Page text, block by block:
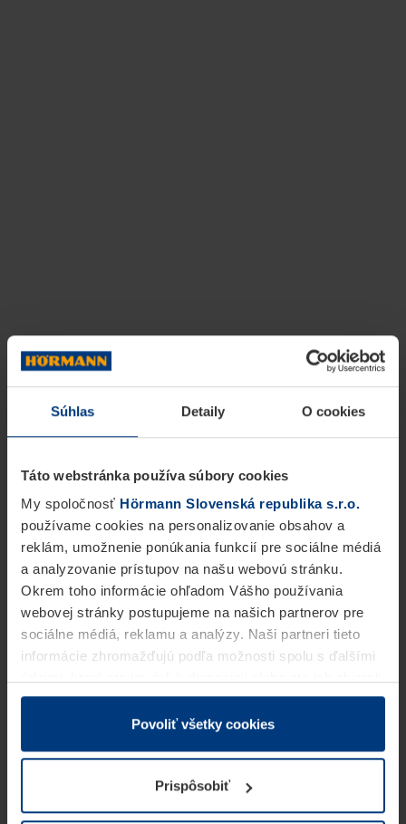
Súhlas Detaily O cookies
Táto webstránka používa súbory cookies
My spoločnosť Hörmann Slovenská republika s.r.o.
používame cookies na personalizovanie obsahov a
reklám, umožnenie ponúkania funkcií pre sociálne médiá
a analyzovanie prístupov na našu webovú stránku.
Okrem toho informácie ohľadom Vášho používania
webovej stránky postupujeme na našich partnerov pre
sociálne médiá, reklamu a analýzy. Naši partneri tieto
informácie zhromažďujú podľa možnosti spolu s ďalšími
v rámci Vášho využívania služieb.
Z právneho hľadiska môžeme cookies ukladať na Vašom
prevádzku tejto stránky. Pre všetky ostatné typy cookie
potrebujeme Vaše povolenie. Vaše povolenie môžete
kedykoľvek zmeniť alebo odvolať vo vysvetlení cookie
Povoliť všetky cookies
Prispôsobiť